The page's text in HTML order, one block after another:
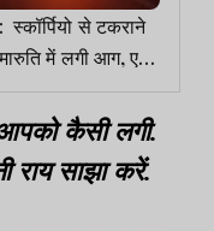
स्कॉर्पियो से टकराने
में लगी आग, एक
मौत, चार गंभीर
कैसी लगी.
राय साझा करें.